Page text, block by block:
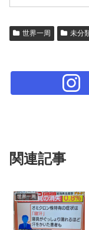
世界一周 未分
関連記事
世界一周